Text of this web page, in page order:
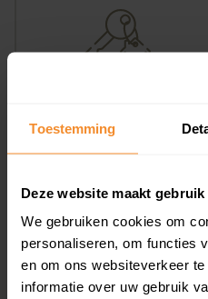
Toestemming
Deze website maakt
We gebruiken cookies om
personaliseren, om functies
en om ons websiteverkeer
informatie over uw gebruik
Koopwoningen
aandeel van